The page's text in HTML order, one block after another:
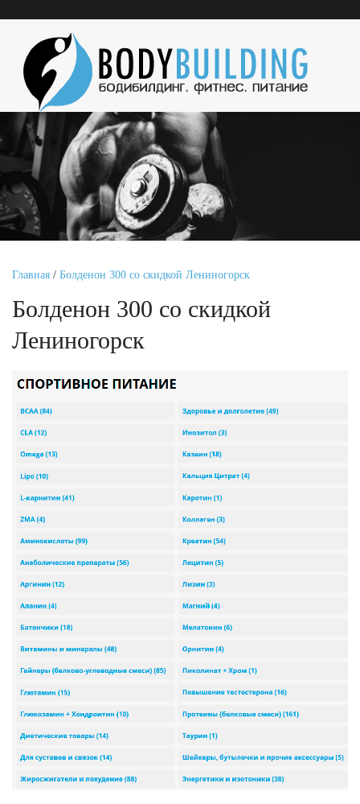
Главная / Болденон 300 со скидкой Лениногорск
Болденон 300 со скидкой
Лениногорск